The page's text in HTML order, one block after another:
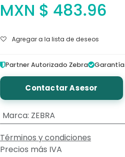
MXN $ 483.96
Agregar a la lista de deseos
Partner Autorizado Zebra Garantía
Contactar Asesor
Marca: ZEBRA
Términos y condiciones
Precios más IVA